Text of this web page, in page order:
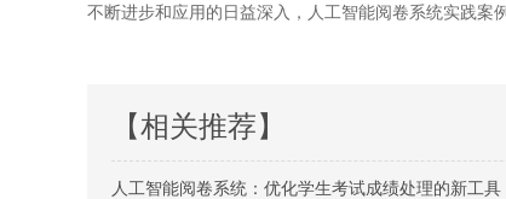
不断进步和应用的日益深入，人工智能阅卷系统实践案
【相关推荐】
人工智能阅卷系统：优化学生考试成绩处理的新工具